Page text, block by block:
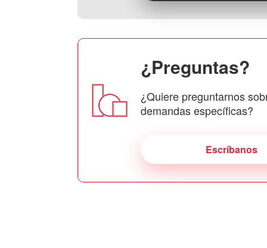
¿Preguntas?
¿Quiere preguntarnos
demandas específicas?
Escríbanos